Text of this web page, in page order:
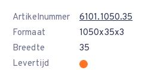
Artikelnummer
6101.1050.35
Formaat
1050x35x3
Breedte
35
Levertijd